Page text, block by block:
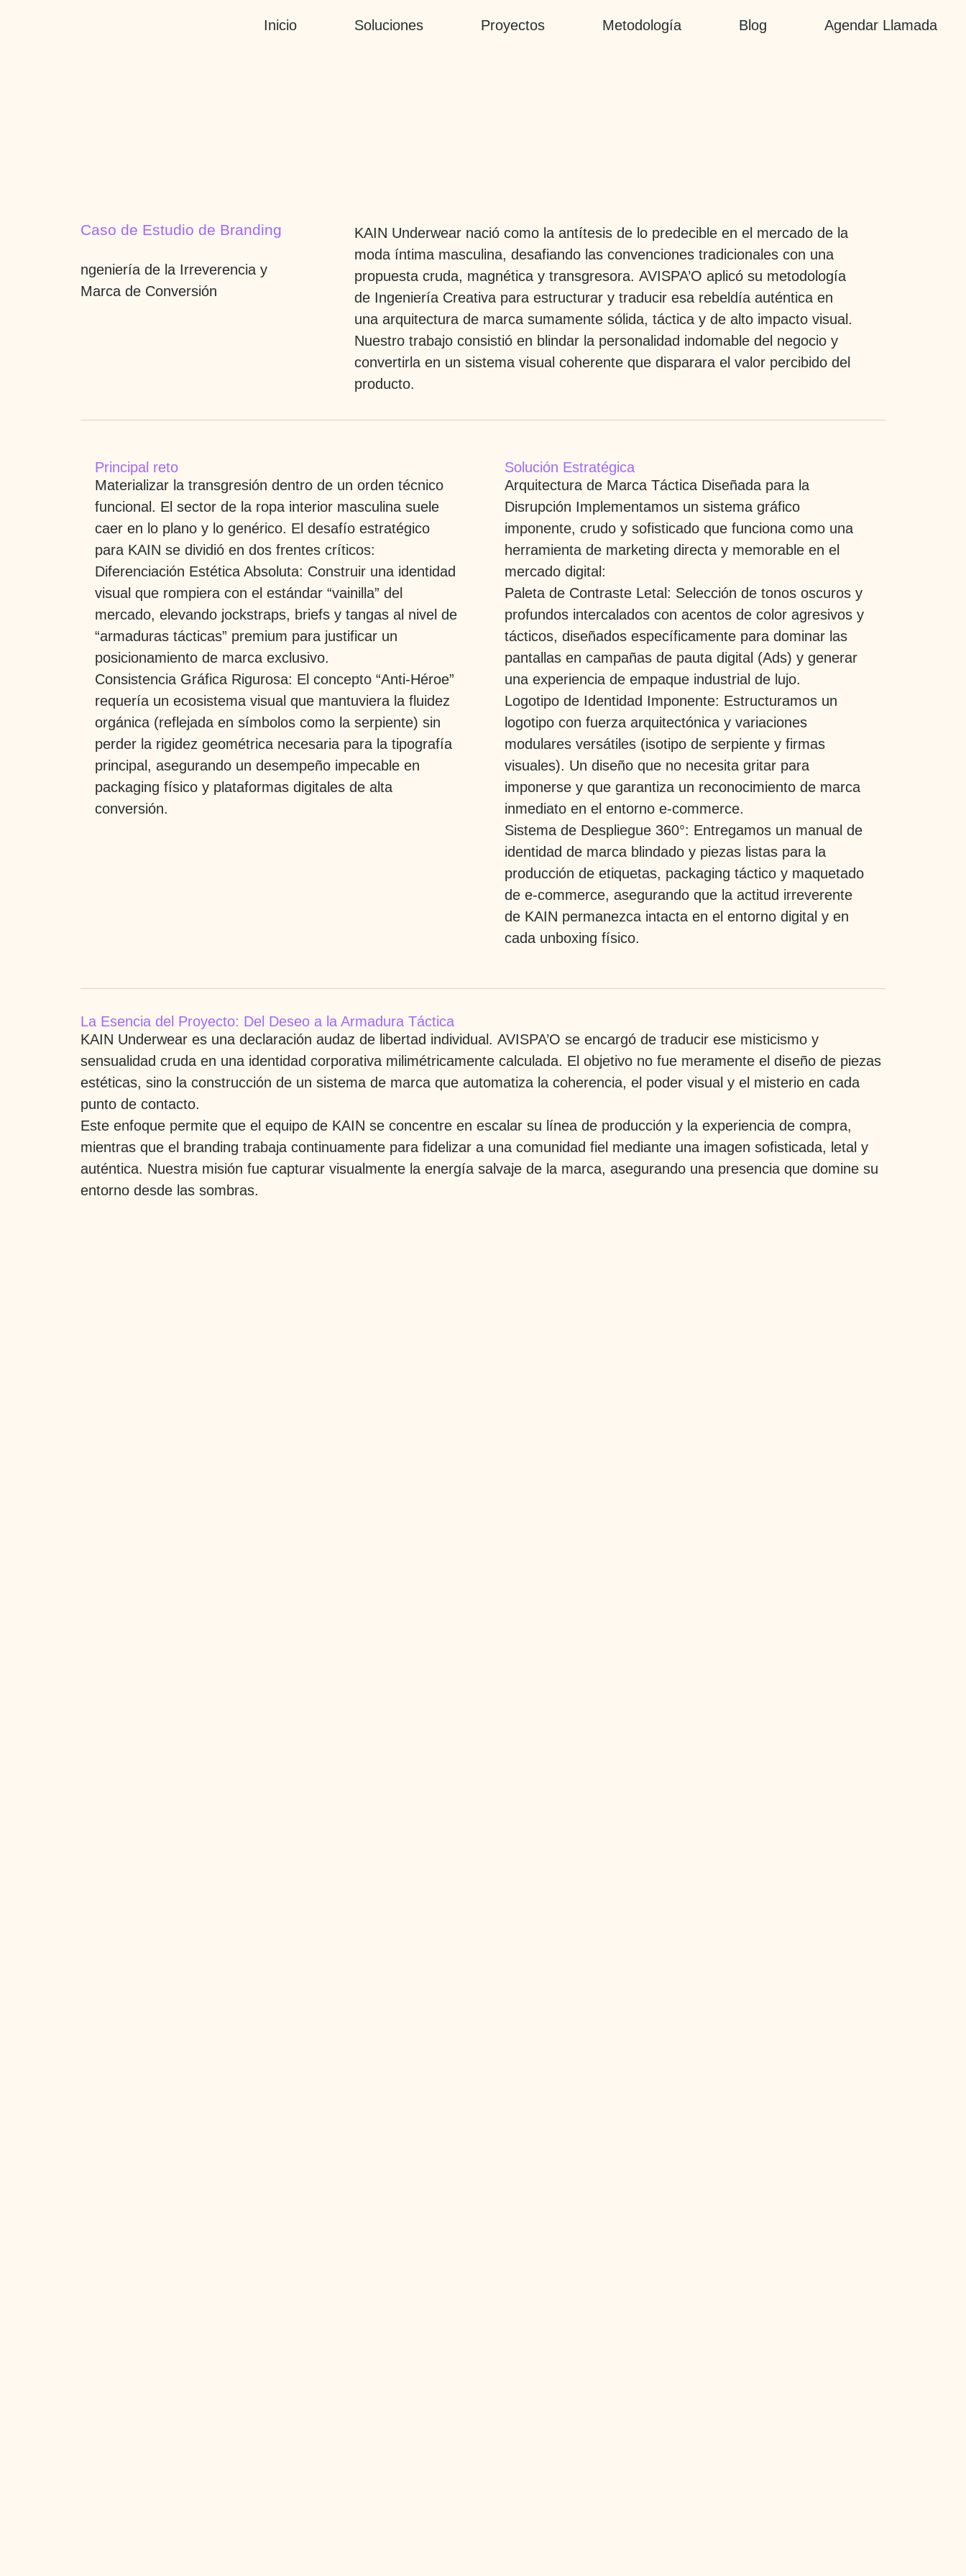
Inicio Soluciones Proyectos Metodología Blog Agendar Llamada
Caso de Estudio de Branding
ngeniería de la Irreverencia y
Marca de Conversión
KAIN Underwearnació como la antítesis de lo predecible en el mercado de la
moda íntima masculina, desafiando las convenciones tradicionales con una
propuesta cruda, magnética y transgresora. AVISPA’O aplicó su metodología
de Ingeniería Creativa para estructurar y traducir esa rebeldía auténtica en
una arquitectura de marca sumamente sólida, táctica y de alto impacto visual.
Nuestro trabajo consistió en blindar la personalidad indomable del negocio y
convertirla en un sistema visual coherente que disparara el valor percibido del
producto.
Principal reto
Materializar la transgresión dentro de un orden técnico
funcional. El sector de la ropa interior masculina suele
caer en lo plano y lo genérico. El desafío estratégico
para KAIN se dividió en dos frentes críticos:
Diferenciación Estética Absoluta: Construir una identidad
visual que rompiera con el estándar “vainilla” del
mercado, elevando jockstraps, briefs y tangas al nivel de
“armaduras tácticas” premium para justificar un
posicionamiento de marca exclusivo.
Consistencia Gráfica Rigurosa: El concepto “Anti-Héroe”
requería un ecosistema visual que mantuviera la fluidez
orgánica (reflejada en símbolos como la serpiente) sin
perder la rigidez geométrica necesaria para la tipografía
principal, asegurando un desempeño impecable en
packaging físico y plataformas digitales de alta
conversión.
Solución Estratégica
Arquitectura de Marca Táctica Diseñada para la
Disrupción Implementamos un sistema gráfico
imponente, crudo y sofisticado que funciona como una
herramienta de marketing directa y memorable en el
mercado digital:
Paleta de Contraste Letal: Selección de tonos oscuros y
profundos intercalados con acentos de color agresivos y
tácticos, diseñados específicamente para dominar las
pantallas en campañas de pauta digital (Ads) y generar
una experiencia de empaque industrial de lujo.
Logotipo de Identidad Imponente: Estructuramos un
logotipo con fuerza arquitectónica y variaciones
modulares versátiles (isotipo de serpiente y firmas
visuales). Un diseño que no necesita gritar para
imponerse y que garantiza un reconocimiento de marca
inmediato en el entorno e-commerce.
Sistema de Despliegue 360°: Entregamos un manual de
identidad de marca blindado y piezas listas para la
producción de etiquetas, packaging táctico y maquetado
de e-commerce, asegurando que la actitud irreverente
de KAIN permanezca intacta en el entorno digital y en
cada unboxing físico.
La Esencia del Proyecto: Del Deseo a la Armadura Táctica
KAIN Underwear es una declaración audaz de libertad individual. AVISPA’O se encargó de traducir ese misticismo y
sensualidad cruda en una identidad corporativa milimétricamente calculada. El objetivo no fue meramente el diseño de piezas
estéticas, sino la construcción de un sistema de marca que automatiza la coherencia, el poder visual y el misterio en cada
punto de contacto.
Este enfoque permite que el equipo de KAIN se concentre en escalar su línea de producción y la experiencia de compra,
mientras que el branding trabaja continuamente para fidelizar a una comunidad fiel mediante una imagen sofisticada, letal y
auténtica. Nuestra misión fue capturar visualmente la energía salvaje de la marca, asegurando una presencia que domine su
entorno desde las sombras.